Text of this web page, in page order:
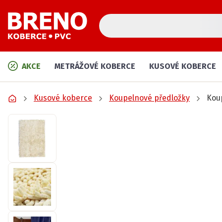
AKCE METRÁŽOVÉ KOBERCE KUSOVÉ KOBERCE
Kusové koberce Koupelnové předložky